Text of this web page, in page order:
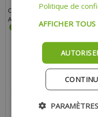
COURROIE HUTCHINSON LISSE
ADAPTABLE MBK 51, 88, 41, 40
14.00 €
AJOUTER AU
Expédition Rapide
Politique de
AFFICHER TOUS